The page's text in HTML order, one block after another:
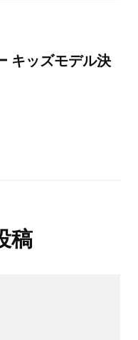
キッズモデル決
稿